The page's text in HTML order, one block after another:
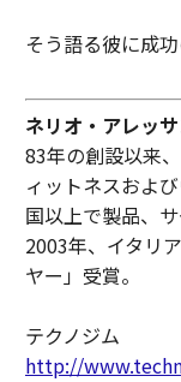
そう語る彼に成
ネリオ・アレッ
83年の創設以来
ィットネスおよ
国以上で製品、
2003年、イタリ
ヤー」受賞。
テクノジム
http://